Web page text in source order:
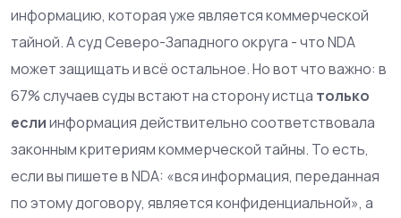
информацию, которая уже является коммерческой
тайной. А суд Северо-Западного округа - что NDA
может защищать и всё остальное. Но вот что важно: в
67% случаев суды встают на сторону истца только
еслиинформация действительно соответствовала
законным критериям коммерческой тайны. То есть,
если вы пишете в NDA: «вся информация, переданная
по этому договору, является конфиденциальной», а